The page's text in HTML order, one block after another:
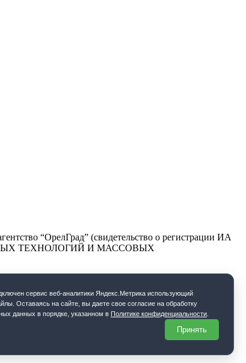
“ОрелГрад” (свидетельство о регистрации ИА
ТЕХНОЛОГИЙ И МАССОВЫХ
сервис веб-аналитики Яндекс.Метрика использующий
Оставаясь на сайте, вы даете свое согласие на обработку
данных в порядке, указанном в Политике конфиденциальности
Принять